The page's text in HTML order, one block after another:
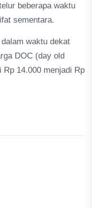
beberapa waktu
sementara.
waktu dekat
DOC (day old
14.000 menjadi Rp